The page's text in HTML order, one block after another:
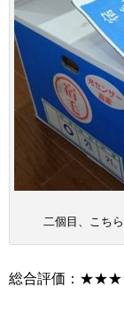
二個目、こち
総合評価：